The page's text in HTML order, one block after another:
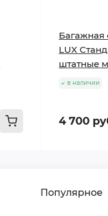
Багажная
LUX
штатные
в наличии
4 700
Популярное